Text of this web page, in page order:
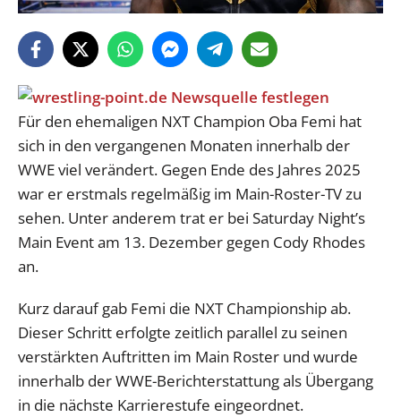
Für den ehemaligen NXT Champion Oba Femi hat
sich in den vergangenen Monaten innerhalb der
WWE viel verändert. Gegen Ende des Jahres 2025
war er erstmals regelmäßig im Main-Roster-TV zu
sehen. Unter anderem trat er bei Saturday Night’s
Main Event am 13. Dezember gegen Cody Rhodes
an.
Kurz darauf gab Femi die NXT Championship ab.
Dieser Schritt erfolgte zeitlich parallel zu seinen
verstärkten Auftritten im Main Roster und wurde
innerhalb der WWE-Berichterstattung als Übergang
in die nächste Karrierestufe eingeordnet.